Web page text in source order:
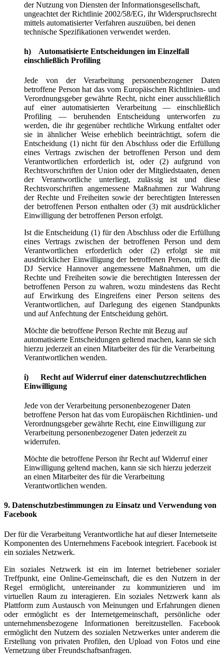
der Nutzung von Diensten der Informationsgesellschaft,
ungeachtet der Richtlinie 2002/58/EG, ihr Widerspruchsrecht
mittels automatisierter Verfahren auszuüben, bei denen
technische Spezifikationen verwendet werden.
h) Automatisierte Entscheidungen im Einzelfall
einschließlich Profiling
Jede von der Verarbeitung personenbezogener Daten
betroffene Person hat das vom Europäischen Richtlinien- und
Verordnungsgeber gewährte Recht, nicht einer ausschließlich
auf einer automatisierten Verarbeitung — einschließlich
Profiling — beruhenden Entscheidung unterworfen zu
werden, die ihr gegenüber rechtliche Wirkung entfaltet oder
sie in ähnlicher Weise erheblich beeinträchtigt, sofern die
Entscheidung (1) nicht für den Abschluss oder die Erfüllung
eines Vertrags zwischen der betroffenen Person und dem
Verantwortlichen erforderlich ist, oder (2) aufgrund von
Rechtsvorschriften der Union oder der Mitgliedstaaten, denen
der Verantwortliche unterliegt, zulässig ist und diese
Rechtsvorschriften angemessene Maßnahmen zur Wahrung
der Rechte und Freiheiten sowie der berechtigten Interessen
der betroffenen Person enthalten oder (3) mit ausdrücklicher
Einwilligung der betroffenen Person erfolgt.
Ist die Entscheidung (1) für den Abschluss oder die Erfüllung
eines Vertrags zwischen der betroffenen Person und dem
Verantwortlichen erforderlich oder (2) erfolgt sie mit
ausdrücklicher Einwilligung der betroffenen Person, trifft die
DJ Service Hannover angemessene Maßnahmen, um die
Rechte und Freiheiten sowie die berechtigten Interessen der
betroffenen Person zu wahren, wozu mindestens das Recht
auf Erwirkung des Eingreifens einer Person seitens des
Verantwortlichen, auf Darlegung des eigenen Standpunkts
und auf Anfechtung der Entscheidung gehört.
Möchte die betroffene Person Rechte mit Bezug auf
automatisierte Entscheidungen geltend machen, kann sie sich
hierzu jederzeit an einen Mitarbeiter des für die Verarbeitung
Verantwortlichen wenden.
i) Recht auf Widerruf einer datenschutzrechtlichen
Einwilligung
Jede von der Verarbeitung personenbezogener Daten
betroffene Person hat das vom Europäischen Richtlinien- und
Verordnungsgeber gewährte Recht, eine Einwilligung zur
Verarbeitung personenbezogener Daten jederzeit zu
widerrufen.
Möchte die betroffene Person ihr Recht auf Widerruf einer
Einwilligung geltend machen, kann sie sich hierzu jederzeit
an einen Mitarbeiter des für die Verarbeitung
Verantwortlichen wenden.
9. Datenschutzbestimmungen zu Einsatz und Verwendung von
Facebook
Der für die Verarbeitung Verantwortliche hat auf dieser Internetseite
Komponenten des Unternehmens Facebook integriert. Facebook ist
ein soziales Netzwerk.
Ein soziales Netzwerk ist ein im Internet betriebener sozialer
Treffpunkt, eine Online-Gemeinschaft, die es den Nutzern in der
Regel ermöglicht, untereinander zu kommunizieren und im
virtuellen Raum zu interagieren. Ein soziales Netzwerk kann als
Plattform zum Austausch von Meinungen und Erfahrungen dienen
oder ermöglicht es der Internetgemeinschaft, persönliche oder
unternehmensbezogene Informationen bereitzustellen. Facebook
ermöglicht den Nutzern des sozialen Netzwerkes unter anderem die
Erstellung von privaten Profilen, den Upload von Fotos und eine
Vernetzung über Freundschaftsanfragen.